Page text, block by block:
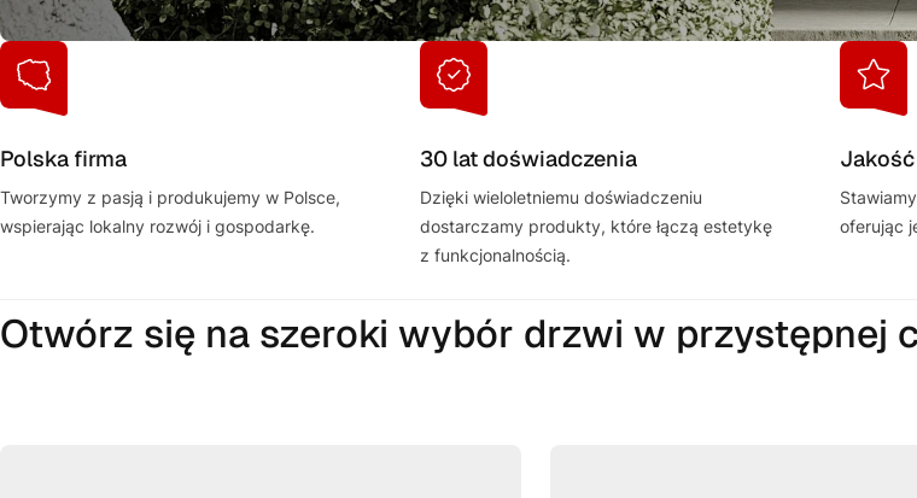
Polska firma
Tworzymy z pasją i produkujemy w Polsce,
wspierając lokalny rozwój i gospodarkę.
30 lat doświadczenia
Dzięki wieloletniemu doświadczeniu
dostarczamy produkty, które łączą estetykę
z funkcjonalnością.
oferując
Otwórz się na szeroki wybór drzwi w przystępnej